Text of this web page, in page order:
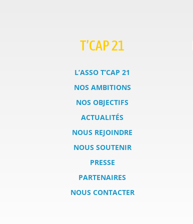
T’CAP 21
L’ASSO T’CAP 21
NOS AMBITIONS
NOS OBJECTIFS
ACTUALITÉS
NOUS REJOINDRE
NOUS SOUTENIR
PRESSE
PARTENAIRES
NOUS CONTACTER